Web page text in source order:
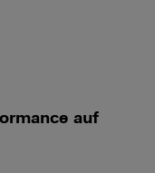
auf